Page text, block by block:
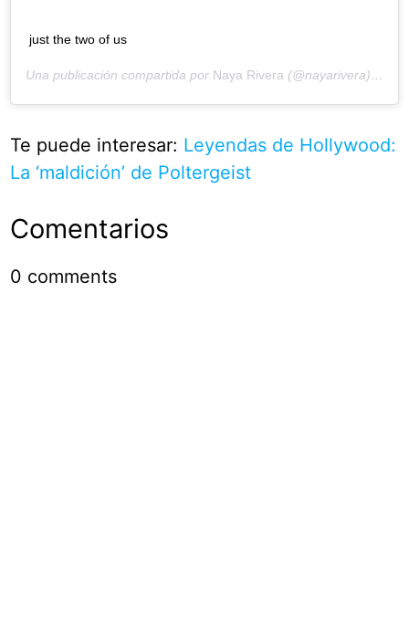
just the two of us
Una publicación compartida por Naya Rivera (@nayarivera) el
Te puede interesar: Leyendas de Hollywood:
La ‘maldición’ de Poltergeist
Comentarios
0 comments